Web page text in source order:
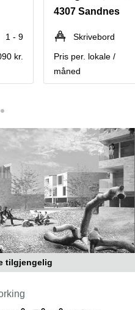
1 - 9
kr.
4307 Sandnes
Skrivebord
Pris per. lokale /
måned
tilgjengelig